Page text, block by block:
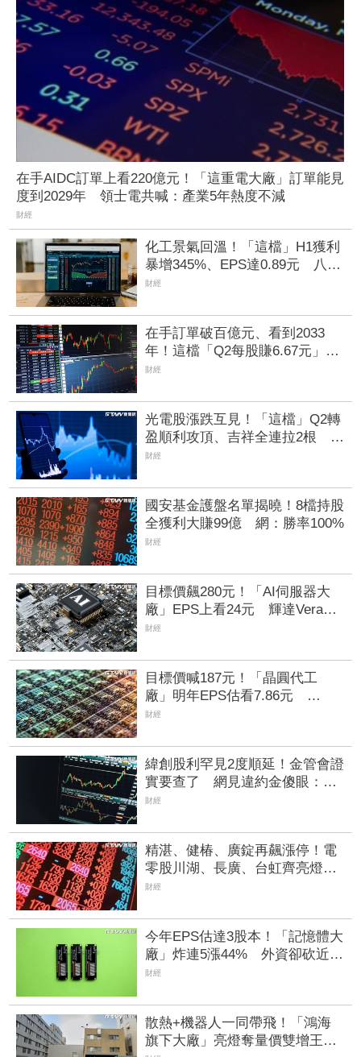
在手AIDC訂單上看220億元！「這重電大廠」訂單能見
度到2029年 領士電共喊：產業5年熱度不減
財經
化工景氣回溫！「這檔」H1獲利
暴增345%、EPS達0.89元 八大
公股調節逾千萬元
財經
在手訂單破百億元、看到2033
年！這檔「Q2每股賺6.67元」獲
利暴增931% AI帶旺光纜需求
財經
光電股漲跌互見！「這檔」Q2轉
盈順利攻頂、吉祥全連拉2根
「這6檔」昨漲停今卻收黑
財經
國安基金護盤名單揭曉！8檔持股
全獲利大賺99億 網：勝率100%
財經
目標價飆280元！「AI伺服器大
廠」EPS上看24元 輝達Vera
Rubin、超微Helios量產營運爆發
財經
目標價喊187元！「晶圓代工
廠」明年EPS估看7.86元
VSMC產能升溫有望挹注營收
財經
緯創股利罕見2度順延！金管會證
實要查了 網見違約金傻眼：重
罰3萬元？
財經
精湛、健椿、廣錠再飆漲停！電
零股川湖、長廣、台虹齊亮燈
威潤、承啟、永擎攻頂鎖不住
財經
今年EPS估達3股本！「記憶體大
廠」炸連5漲44% 外資卻砍近
1.8萬張抱回31.5億元
財經
散熱+機器人一同帶飛！「鴻海
旗下大廠」亮燈奪量價雙增王